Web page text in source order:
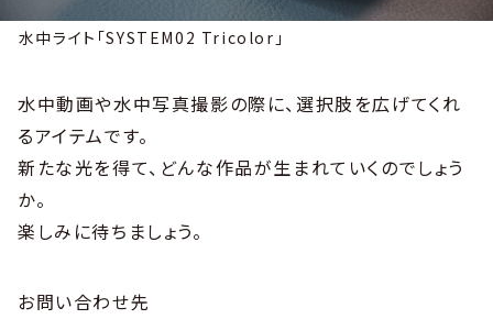
水中ライト「SYSTEM02 Tricolor」
水中動画や水中写真撮影の際に、選択肢を広げてくれ
るアイテムです。
新たな光を得て、どんな作品が生まれていくのでしょう
か。
楽しみに待ちましょう。
お問い合わせ先